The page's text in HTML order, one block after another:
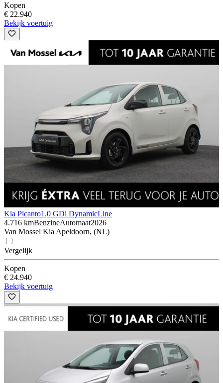
Kopen
€ 22.940
Bekijk voertuig
Kia Picanto1.0 GDi DynamicLine
4.716 kmBenzineAutomaat2026
Van Mossel Kia Apeldoorn, (NL)
Vergelijk
Kopen
€ 24.940
Bekijk voertuig